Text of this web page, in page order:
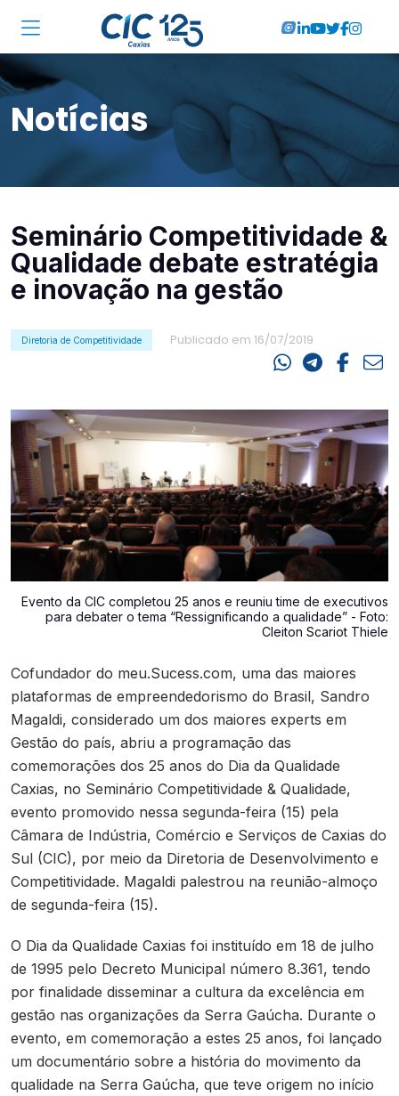
Institucional
Associadas
Soluções
Cursos
RA CIC Caxias
Contato
Notícias
Seminário Competitividade &
Qualidade debate estratégia
e inovação na gestão
Diretoria de Competitividade Publicado em 16/07/2019
Evento da CIC completou 25 anos e reuniu time de executivos
para debater o tema “Ressignificando a qualidade” - Foto:
Cleiton Scariot Thiele
Cofundador do meu.Sucess.com, uma das maiores
plataformas de empreendedorismo do Brasil, Sandro
Magaldi, considerado um dos maiores experts em
Gestão do país, abriu a programação das
comemorações dos 25 anos do Dia da Qualidade
Caxias, no Seminário Competitividade & Qualidade,
evento promovido nessa segunda-feira (15) pela
Câmara de Indústria, Comércio e Serviços de Caxias do
Sul (CIC), por meio da Diretoria de Desenvolvimento e
Competitividade. Magaldi palestrou na reunião-almoço
de segunda-feira (15).
O Dia da Qualidade Caxias foi instituído em 18 de julho
de 1995 pelo Decreto Municipal número 8.361, tendo
por finalidade disseminar a cultura da excelência em
gestão nas organizações da Serra Gaúcha. Durante o
evento, em comemoração a estes 25 anos, foi lançado
um documentário sobre a história do movimento da
qualidade na Serra Gaúcha, que teve origem no início